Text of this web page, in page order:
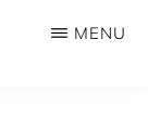
MENU